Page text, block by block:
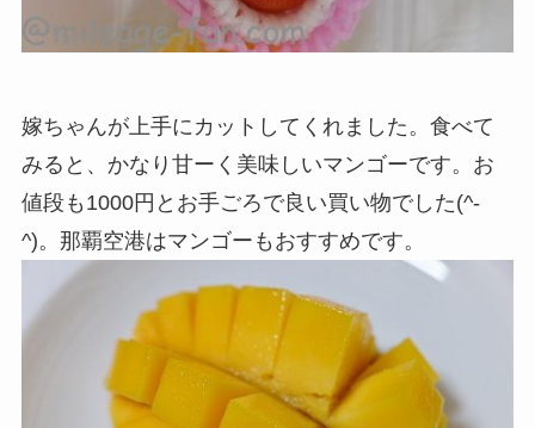
嫁ちゃんが上手にカットしてくれました。食べて
みると、かなり甘ーく美味しいマンゴーです。お
値段も1000円とお手ごろで良い買い物でした(^-
^)。那覇空港はマンゴーもおすすめです。